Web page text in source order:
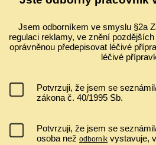
Jsem odborníkem ve smyslu §2a
regulaci reklamy, ve znění
oprávněnou předepisovat léčivé
léčivé
Potvrzuji, že jsem se
zákona č. 40/1995 Sb.
Potvrzuji, že jsem se
osoba než odborník vystavuje,
Ultrazvuk a zobrazování v gynekologii a
Foundation (Londýn) Odborný garant:
IVF A EMBRYOTRANSFER ZVYŠUJE
nemá souvislost
jen asi 1,2x zvyšuje riziko
zvyšuje riziko 2 až 6krát